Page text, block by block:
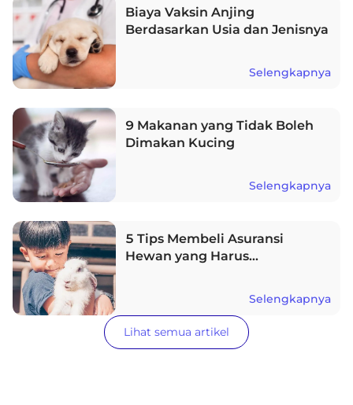
Biaya Vaksin Anjing
Berdasarkan Usia dan Jenisnya
Selengkapnya
9 Makanan yang Tidak Boleh
Dimakan Kucing
Selengkapnya
5 Tips Membeli Asuransi
Hewan yang Harus
Selengkapnya
Lihat semua artikel